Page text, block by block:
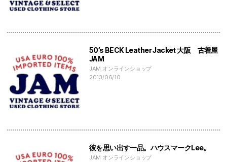
50’s BECK Leather Jacket 大阪 古着屋
JAM
JAM オンラインショップ
2013/06/10
彼を思い出す一品。ハウスマークLee。
JAM オンラインショップ